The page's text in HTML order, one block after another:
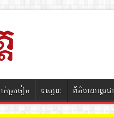
ក់ត្រចៀក ទស្សនៈ ព័ត៌មានអន្តរជ